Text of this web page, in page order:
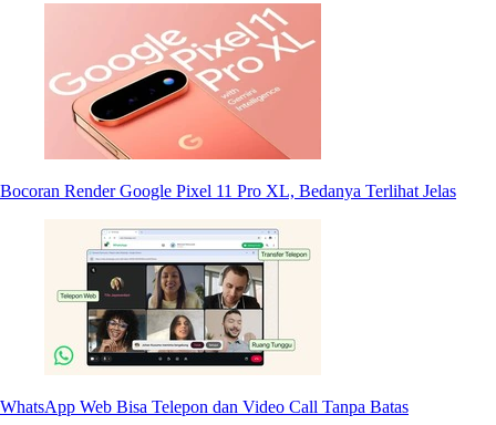
Bocoran Render Google Pixel 11 Pro XL, Bedanya Terlihat Jelas
WhatsApp Web Bisa Telepon dan Video Call Tanpa Batas